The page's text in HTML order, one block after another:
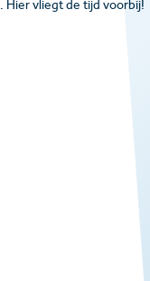
Hier vliegt de tijd voorbij!